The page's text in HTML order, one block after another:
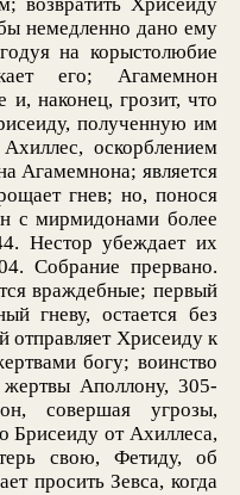
немедленно дано ему
на корыстолюбие
его; Агамемнон
и, наконец, грозит, что
полученную им
оскорблением
Агамемнона; является
гнев; но, понося
с мирмидонами более
Нестор убеждает их
Собрание прервано.
враждебные; первый
гневу, остается без
отправляет Хрисеиду к
богу; воинство
Аполлону, 305-
совершая угрозы,
Брисеиду от Ахиллеса,
свою, Фетиду, об
просить Зевса, когда